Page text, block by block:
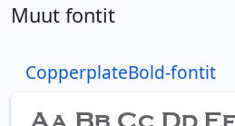
Muut fontit
CopperplateBold-fontit